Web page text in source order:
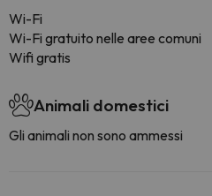
Wi-Fi
Wi-Fi gratuito nelle aree comuni
Wifi gratis
Animali domestici
Gli animali non sono ammessi